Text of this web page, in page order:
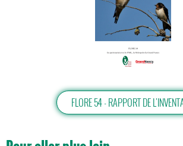
FLORE 54 - RAPPORT DE